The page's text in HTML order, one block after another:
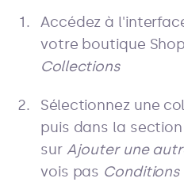
Accédez à
votre boutique
Collections
Sélectionnez une
puis dans la section
sur Ajouter une
vois pas Conditions